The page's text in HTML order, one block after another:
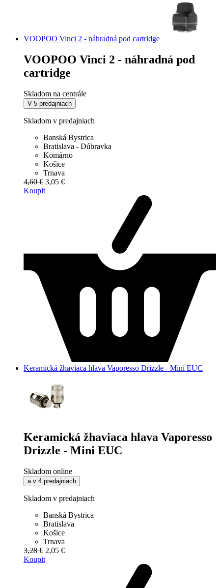
VOOPOO Vinci 2 - náhradná pod cartridge
VOOPOO Vinci 2 - náhradná pod
cartridge
Skladom na centrále
V 5 predajniach
Skladom v predajniach
Banská Bystrica
Bratislava - Dúbravka
Komárno
Košice
Trnava
4,60 € 3,05 €
Koupit
Keramická žhaviaca hlava Vaporesso Drizzle - Mini EUC
Keramická žhaviaca hlava Vaporesso
Drizzle - Mini EUC
Skladom online
a v 4 predajniach
Skladom v predajniach
Banská Bystrica
Bratislava
Košice
Trnava
3,28 € 2,05 €
Koupit